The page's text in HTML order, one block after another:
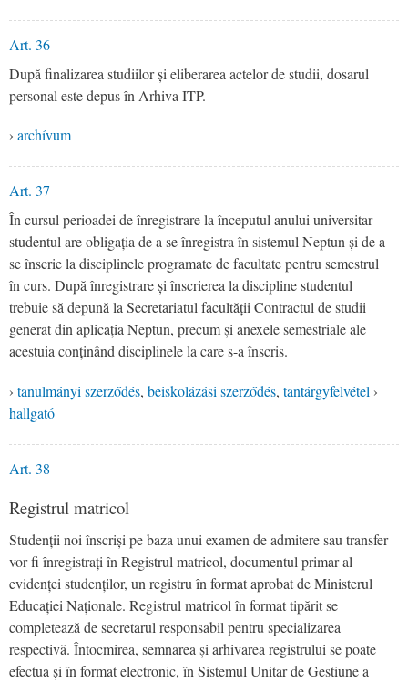
Art. 36
După finalizarea studiilor și eliberarea actelor de studii, dosarul
personal este depus în Arhiva ITP.
› archívum
Art. 37
În cursul perioadei de înregistrare la începutul anului universitar
studentul are obligația de a se înregistra în sistemul Neptun și de a
se înscrie la disciplinele programate de facultate pentru semestrul
în curs. După înregistrare și înscrierea la discipline studentul
trebuie să depună la Secretariatul facultății Contractul de studii
generat din aplicația Neptun, precum și anexele semestriale ale
acestuia conținând disciplinele la care s-a înscris.
› tanulmányi szerződés, beiskolázási szerződés, tantárgyfelvétel ›
hallgató
Art. 38
Registrul matricol
Studenții noi înscriși pe baza unui examen de admitere sau transfer
vor fi înregistrați în Registrul matricol, documentul primar al
evidenței studenților, un registru în format aprobat de Ministerul
Educației Naționale. Registrul matricol în format tipărit se
completează de secretarul responsabil pentru specializarea
respectivă. Întocmirea, semnarea și arhivarea registrului se poate
efectua și în format electronic, în Sistemul Unitar de Gestiune a